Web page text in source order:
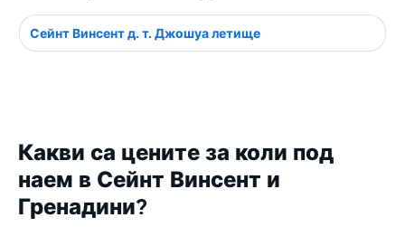
Сейнт Винсент д. т. Джошуа летище
Какви са цените за коли под
наем в Сейнт Винсент и
Гренадини?